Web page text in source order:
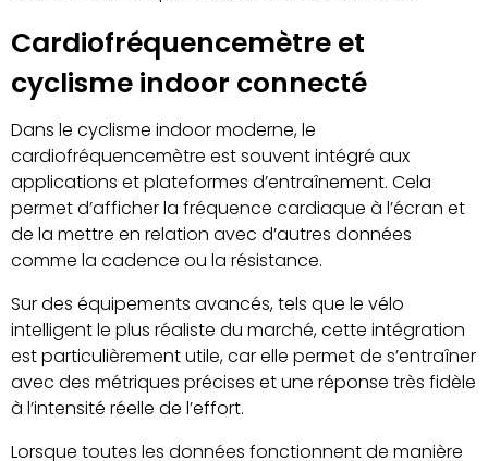
Cardiofréquencemètre et
cyclisme indoor connecté
Dans le cyclisme indoor moderne, le
cardiofréquencemètre est souvent intégré aux
applications et plateformes d’entraînement. Cela
permet d’afficher la fréquence cardiaque à l’écran et
de la mettre en relation avec d’autres données
comme la cadence ou la résistance.
Sur des équipements avancés, tels que le vélo
intelligent le plus réaliste du marché, cette intégration
est particulièrement utile, car elle permet de s’entraîner
avec des métriques précises et une réponse très fidèle
à l’intensité réelle de l’effort.
Lorsque toutes les données fonctionnent de manière